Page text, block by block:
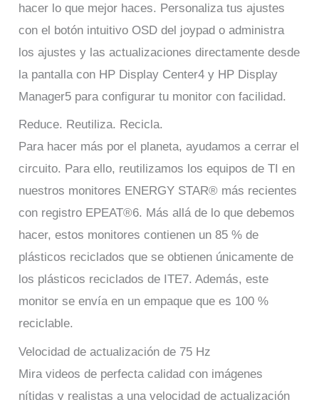
hacer lo que mejor haces. Personaliza tus ajustes
con el botón intuitivo OSD del joypad o administra
los ajustes y las actualizaciones directamente desde
la pantalla con HP Display Center4 y HP Display
Manager5 para configurar tu monitor con facilidad.
Reduce. Reutiliza. Recicla.
Para hacer más por el planeta, ayudamos a cerrar el
circuito. Para ello, reutilizamos los equipos de TI en
nuestros monitores ENERGY STAR® más recientes
con registro EPEAT®6. Más allá de lo que debemos
hacer, estos monitores contienen un 85 % de
plásticos reciclados que se obtienen únicamente de
los plásticos reciclados de ITE7. Además, este
monitor se envía en un empaque que es 100 %
reciclable.
Velocidad de actualización de 75 Hz
Mira videos de perfecta calidad con imágenes
nítidas y realistas a una velocidad de actualización